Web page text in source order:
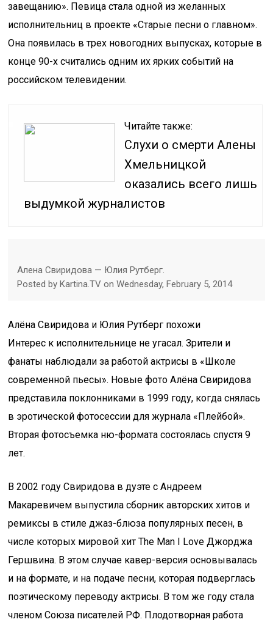
завещанию». Певица стала одной из желанных
исполнительниц в проекте «Старые песни о главном».
Она появилась в трех новогодних выпусках, которые в
конце 90-х считались одним их ярких событий на
российском телевидении.
Читайте также:
Слухи о смерти Алены
Хмельницкой
оказались всего лишь
выдумкой журналистов
Алена Свиридова — Юлия Рутберг.
Posted by Kartina.TV on Wednesday, February 5, 2014
Алёна Свиридова и Юлия Рутберг похожи
Интерес к исполнительнице не угасал. Зрители и
фанаты наблюдали за работой актрисы в «Школе
современной пьесы». Новые фото Алёна Свиридова
представила поклонниками в 1999 году, когда снялась
в эротической фотосессии для журнала «Плейбой».
Вторая фотосъемка ню-формата состоялась спустя 9
лет.
В 2002 году Свиридова в дуэте с Андреем
Макаревичем выпустила сборник авторских хитов и
ремиксы в стиле джаз-блюза популярных песен, в
числе которых мировой хит The Man I Love Джорджа
Гершвина. В этом случае кавер-версия основывалась
и на формате, и на подаче песни, которая подверглась
поэтическому переводу актрисы. В том же году стала
членом Союза писателей РФ. Плодотворная работа